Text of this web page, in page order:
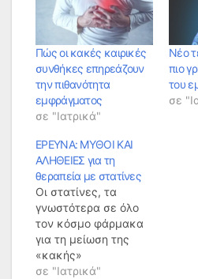
Πώς οι κακές καιρικές
συνθήκες επηρεάζουν
την πιθανότητα
εμφράγματος
σε "Ιατρικά"
Νέο
πιο
του
σε
ΕΡΕΥΝΑ: ΜΥΘΟΙ ΚΑΙ
ΑΛΗΘΕΙΕΣ για τη
θεραπεία με στατίνες
Οι στατίνες, τα
γνωστότερα σε όλο
τον κόσμο φάρμακα
για τη μείωση της
«κακής»
χοληστερίνης (LDL),
σε "Ιατρικά"